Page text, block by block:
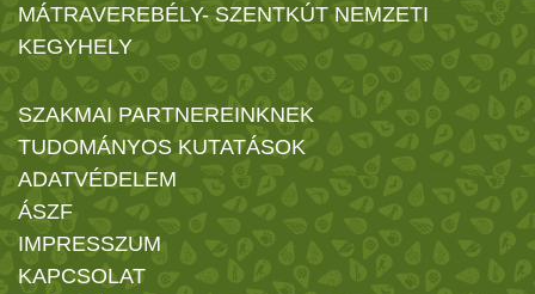
MÁTRAVEREBÉLY- SZENTKÚT NEMZETI
KEGYHELY
SZAKMAI PARTNEREINKNEK
TUDOMÁNYOS KUTATÁSOK
ADATVÉDELEM
ÁSZF
IMPRESSZUM
KAPCSOLAT